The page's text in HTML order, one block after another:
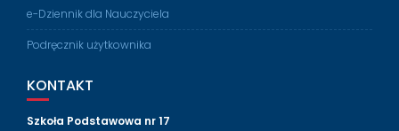
e-Dziennik dla Nauczyciela
Podręcznik użytkownika
KONTAKT
Szkoła Podstawowa nr 17